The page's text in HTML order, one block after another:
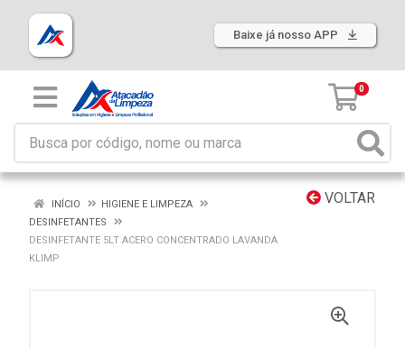
Baixe já nosso APP
0
VOLTAR
INÍCIO
HIGIENE E LIMPEZA
DESINFETANTES
DESINFETANTE 5LT ACERO CONCENTRADO LAVANDA
KLIMP